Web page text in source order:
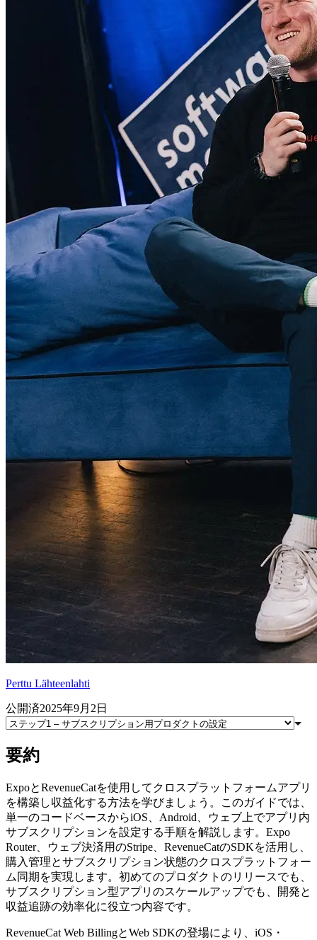
Perttu Lähteenlahti
公開済2025年9月2日
要約
ExpoとRevenueCatを使用してクロスプラットフォームアプリ
を構築し収益化する方法を学びましょう。このガイドでは、
単一のコードベースからiOS、Android、ウェブ上でアプリ内
サブスクリプションを設定する手順を解説します。Expo
Router、ウェブ決済用のStripe、RevenueCatのSDKを活用し、
購入管理とサブスクリプション状態のクロスプラットフォー
ム同期を実現します。初めてのプロダクトのリリースでも、
サブスクリプション型アプリのスケールアップでも、開発と
収益追跡の効率化に役立つ内容です。
RevenueCat Web BillingとWeb SDKの登場により、iOS・